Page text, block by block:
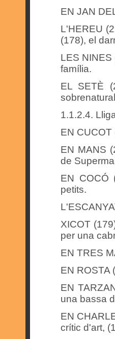
EN JAN
L'HEREU
(178), el
LES
família.
EL SETÈ
1.1.2.4.
EN
EN MANS
de
EN COCÓ
petits.
XICOT
per una
EN TRES
EN ROSTA
EN
una bassa
EN
crític d'art,